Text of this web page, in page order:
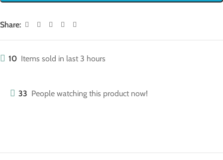
Share:
10 Items sold in last 3 hours
33 People watching this product now!